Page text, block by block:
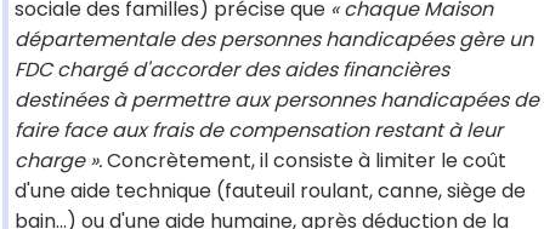
sociale des familles) précise que « chaque Maison
départementale des personnes handicapées gère un
FDC chargé d'accorder des aides financières
destinées à permettre aux personnes handicapées de
faire face aux frais de compensation restant à leur
charge ».Concrètement, il consiste à limiter le coût
d'une aide technique (fauteuil roulant, canne, siège de
bain...) ou d'une aide humaine, après déduction de la